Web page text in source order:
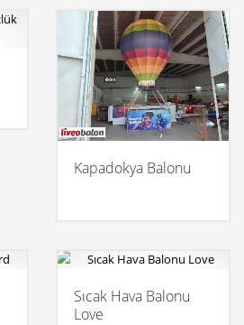
Kapadokya Balonu
Sıcak Hava Balonu
Love